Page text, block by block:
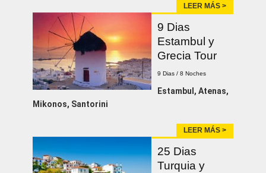
LEER MÁS >
9 Dias
Estambul y
Grecia Tour
9 Dias / 8 Noches
Estambul, Atenas,
Mikonos, Santorini
LEER MÁS >
25 Dias
Turquia y